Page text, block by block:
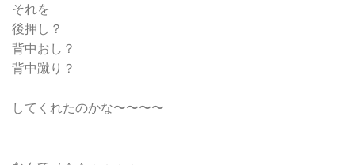
それを
後押し？
背中おし？
背中蹴り？
してくれたのかな〜〜〜〜